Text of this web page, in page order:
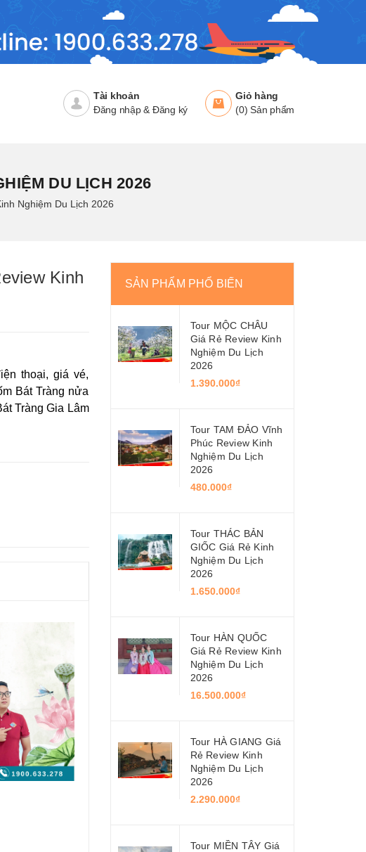
Giỏ hàng
(0) Sản phẩm
Tài khoản
Đăng nhập& Đăng ký
DU LỊCH 2026
Nghiệm Du Lịch 2026
Kinh
thoại, giá vé,
Bát Tràng nửa
Tràng Gia Lâm
SẢN PHẨM PHỔ BIẾN
Tour MỘC CHÂU
Giá Rẻ Review Kinh
Nghiệm Du Lịch
2026
1.390.000₫
Tour TAM ĐẢO Vĩnh
Phúc Review Kinh
Nghiệm Du Lịch
2026
480.000₫
Tour THÁC BẢN
GIỐC Giá Rẻ Kinh
Nghiệm Du Lịch
2026
1.650.000₫
Tour HÀN QUỐC
Giá Rẻ Review Kinh
Nghiệm Du Lịch
2026
16.500.000₫
Tour HÀ GIANG Giá
Rẻ Review Kinh
Nghiệm Du Lịch
2026
2.290.000₫
Tour MIỀN TÂY Giá